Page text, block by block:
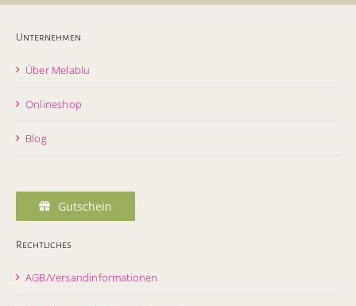
Unternehmen
Über Melablu
Onlineshop
Blog
Gutschein
Rechtliches
AGB/Versandinformationen